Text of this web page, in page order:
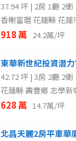
37.94 坪 | 2房 1廳 2衛
香榭富琚 花蓮縣 花蓮
918 萬 24.2萬/坪
東華新世紀投資潛
42.72 坪 | 3房 2廳 2衛
花蓮縣 壽豐鄉 志學新
628 萬 14.7萬/坪
北昌天麗2房平車華